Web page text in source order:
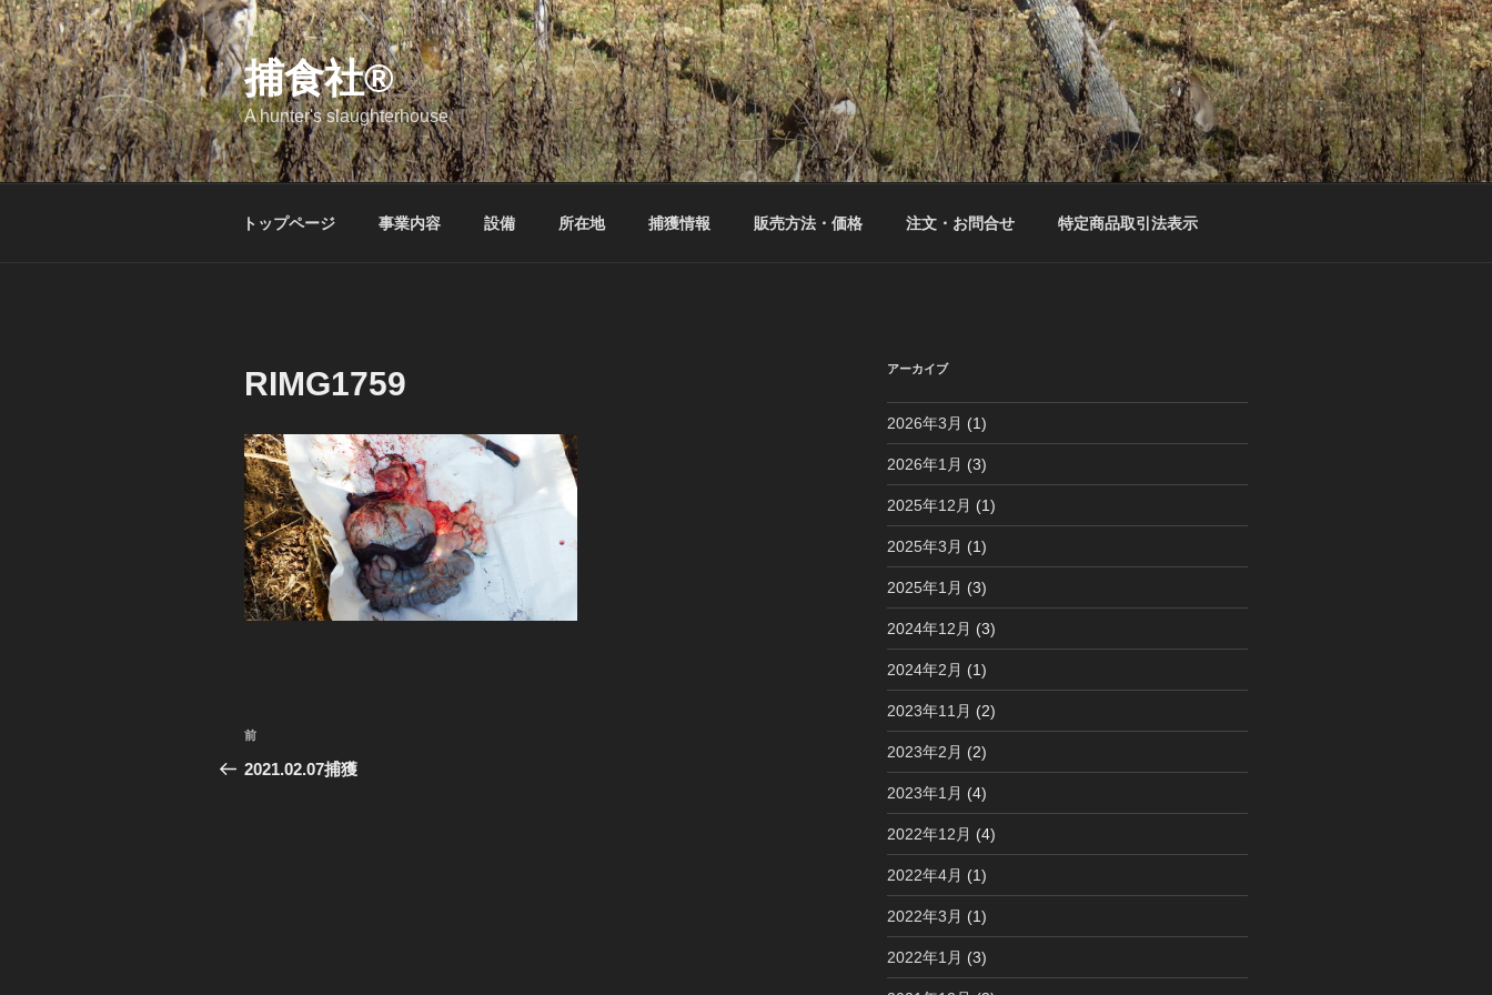
コ
ン
テ
ン
ツ
へ
ス
捕食社®
A hunter's slaughterhouse
トップページ 事業内容 設備 所在地 捕獲情報 販売方法・価格 注文・お問合せ 特定商品取引法表示
RIMG1759
投
稿
前
の
前
2021.02.07捕獲
アーカイブ
2026年3月 (1)
2026年1月 (3)
2025年12月 (1)
2025年3月 (1)
2025年1月 (3)
2024年12月 (3)
2024年2月 (1)
2023年11月 (2)
2023年2月 (2)
2023年1月 (4)
2022年12月 (4)
2022年4月 (1)
2022年3月 (1)
2022年1月 (3)